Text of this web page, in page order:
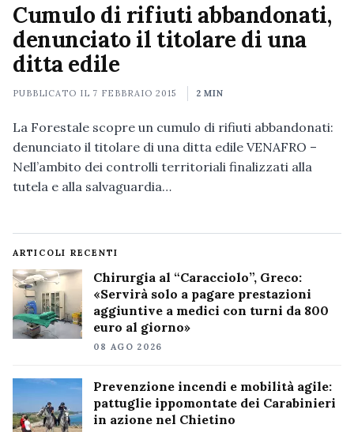
Cumulo di rifiuti abbandonati,
denunciato il titolare di una
ditta edile
PUBBLICATO IL 7 FEBBRAIO 2015 2 MIN
La Forestale scopre un cumulo di rifiuti abbandonati:
denunciato il titolare di una ditta edile VENAFRO –
Nell’ambito dei controlli territoriali finalizzati alla
tutela e alla salvaguardia…
ARTICOLI RECENTI
Chirurgia al “Caracciolo”, Greco:
«Servirà solo a pagare prestazioni
aggiuntive a medici con turni da 800
euro al giorno»
08 AGO 2026
Prevenzione incendi e mobilità agile:
pattuglie ippomontate dei Carabinieri
in azione nel Chietino